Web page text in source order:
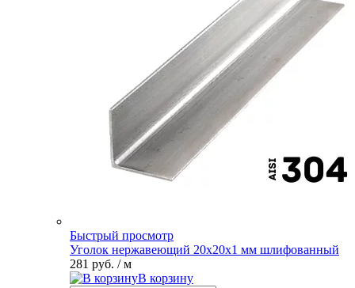
Быстрый просмотр
Уголок нержавеющий 20х20х1 мм шлифованный
281 руб. / м
В корзину